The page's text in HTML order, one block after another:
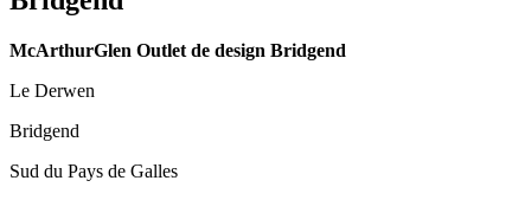
McArthurGlen Outlet de design Bridgend
Le Derwen
Bridgend
Sud du Pays de Galles